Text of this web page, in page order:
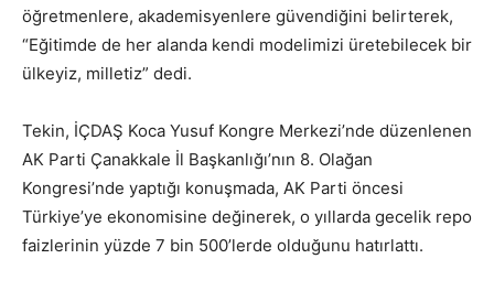
öğretmenlere, akademisyenlere güvendiğini belirterek,
“Eğitimde de her alanda kendi modelimizi üretebilecek bir
ülkeyiz, milletiz” dedi.
Tekin, İÇDAŞ Koca Yusuf Kongre Merkezi’nde düzenlenen
AK Parti Çanakkale İl Başkanlığı’nın 8. Olağan
Kongresi’nde yaptığı konuşmada, AK Parti öncesi
Türkiye’ye ekonomisine değinerek, o yıllarda gecelik repo
faizlerinin yüzde 7 bin 500’lerde olduğunu hatırlattı.